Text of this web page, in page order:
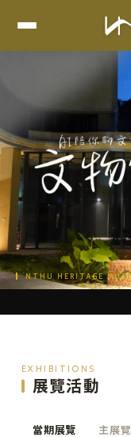
內
容
區
EXHIBITIONS
展覽活動
當期展覽 主展覽